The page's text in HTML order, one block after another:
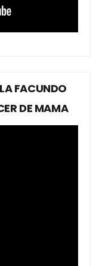
FACUNDO
DE MAMA